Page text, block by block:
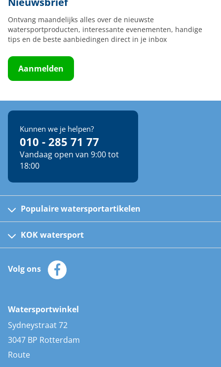
Ontvang maandelijks alles over de nieuwste
watersportproducten, interessante evenementen, handige
tips en de beste aanbiedingen direct in je inbox
Aanmelden
Kunnen we je helpen?
010 - 285 71 77
Vandaag open van 9:00 tot
18:00
Populaire watersportartikelen
Kinder reddingsvesten
Automatische reddingsvesten
Zeilkleding
Zonnepanelen
AIS transponders
Stootwillen en fenders
Bootkussens
Zwemtrappen
KOK watersport
Klantenservice
Merken
Volg ons
Watersportwinkel
Sydneystraat 72
3047 BP Rotterdam
Route